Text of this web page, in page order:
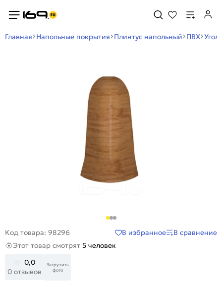
Главная Напольные покрытия Плинтус напольный ПВХ
Код товара: 98296 В избранное
В сравнение
Этот товар смотрят 5 человек
0,0
0 отзывов
Загрузить
фото